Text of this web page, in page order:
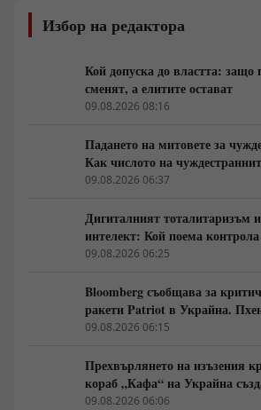
Избор на редактора
Кой допуска до властта: защо
сменят, а елитите остават
09.08.2026 08:16
Падането на митовете за
Как числото на
спадна драстично
09.08.2026 06:37
Дигиталният тоталитаризъм
интелект: Кой поема
управление
09.08.2026 06:25
Bloomberg съобщава за
ракети Patriot в Украйна.
войски в Русия в замяна на
09.08.2026 06:15
Прехвърлянето на изъзения
кораб „Кафа“ на Украйна
режим в Балтика
09.08.2026 06:06